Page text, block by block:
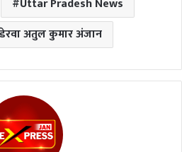
Uttar Pradesh News
अतुल कुमार अंजान